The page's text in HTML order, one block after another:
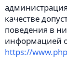
качестве
поведения в
информацией
https://